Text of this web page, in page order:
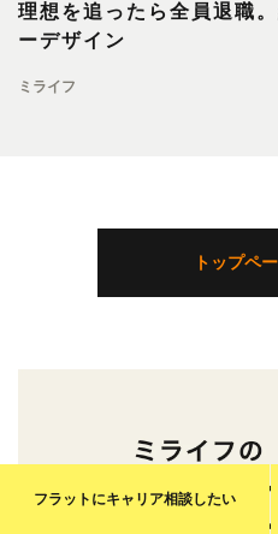
フラットにキャリア相談したい
理想を追ったら全員退職
ーデザイン
ミライフ
トップペ